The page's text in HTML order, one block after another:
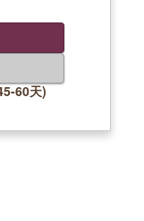
60天)